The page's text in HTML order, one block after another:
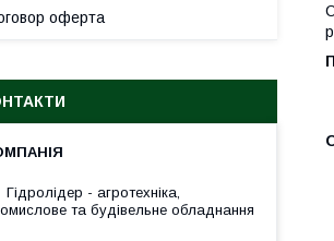
оферта
Гідролідер - агротехніка,
та будівельне обладнання